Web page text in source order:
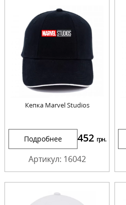
Кепка Marvel Studios
Подробнее 452 грн.
Артикул: 16042